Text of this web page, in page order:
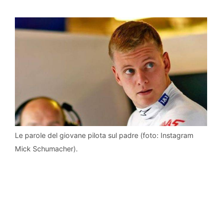
Le parole del giovane pilota sul padre (foto: Instagram
Mick Schumacher).